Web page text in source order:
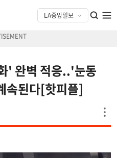
' 완벽 적응..'눈동
속된다[핫피플]